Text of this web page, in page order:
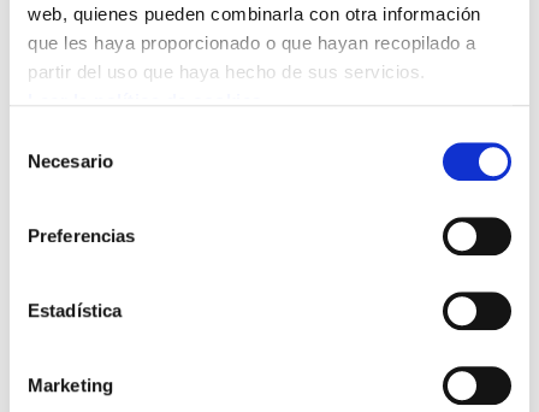
web, quienes pueden combinarla con otra información
que les haya proporcionado o que hayan recopilado a
partir del uso que haya hecho de sus servicios.
Necesario
Preferencias
Estadística
Marketing
la insuficiente respuesta de la Administración
de la CAPV a las reivindicaciones planteadas y
la ausencia de avances en las materias que
representantes sindicales entregaron, en el
marco de la fiesta de la Escuela Pública Vasca
un escrito en el que solicitaban, una vez más,
tomando en consideración las propuestas que